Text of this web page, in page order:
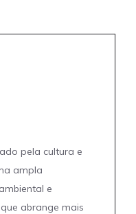
pela cultura e
ampla
e
abrange mais